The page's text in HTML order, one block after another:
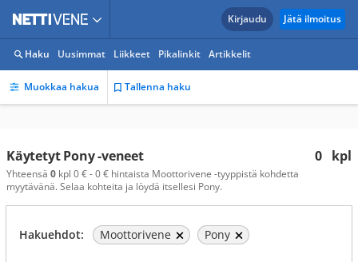
Kirjaudu Jätä ilmoitus
Haku Uusimmat Liikkeet Pikalinkit Artikkelit
Muokkaa hakua Tallenna haku
0 kpl
Käytetyt Pony -veneet
Yhteensä 0 kpl 0 € - 0 € hintaista Moottorivene -tyyppistä kohdetta
myytävänä. Selaa kohteita ja löydä itsellesi Pony.
Hakuehdot: Moottorivene Pony